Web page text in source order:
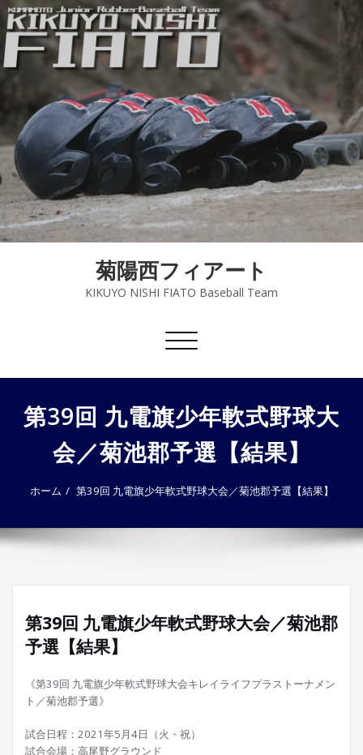
菊陽西フィアート
KIKUYO NISHI FIATO Baseball Team
ナ
ゲ
シ
ョ
ン
を
り
第39回 九電旗少年軟式野球大
会／菊池郡予選【結果】
ホーム 第39回 九電旗少年軟式野球大会／菊池郡予選【結果】
第39回 九電旗少年軟式野球大会／菊池郡
予選【結果】
《第39回 九電旗少年軟式野球大会キレイライフプラストーナメン
ト／菊池郡予選》
試合日程：2021年5月4日（火・祝）
試合会場：高尾野グラウンド